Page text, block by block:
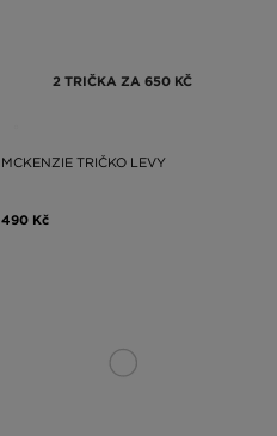
2 TRIČKA ZA 650 KČ
MCKENZIE TRIČKO LEVY
490 Kč